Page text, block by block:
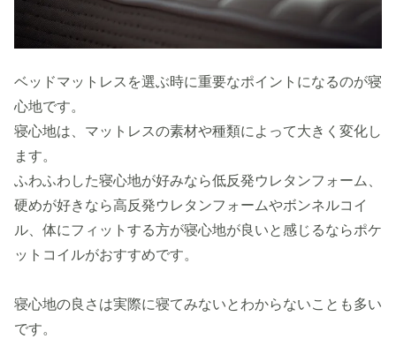
ベッドマットレスを選ぶ時に重要なポイントになるのが寝
心地です。
寝心地は、マットレスの素材や種類によって大きく変化し
ます。
ふわふわした寝心地が好みなら低反発ウレタンフォーム、
硬めが好きなら高反発ウレタンフォームやボンネルコイ
ル、体にフィットする方が寝心地が良いと感じるならポケ
ットコイルがおすすめです。
寝心地の良さは実際に寝てみないとわからないことも多い
です。